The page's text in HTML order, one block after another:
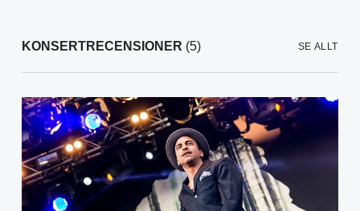
KONSERTRECENSIONER (5) SE ALLT